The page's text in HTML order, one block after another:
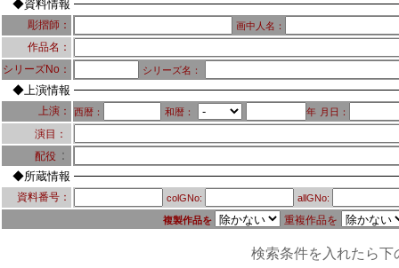
◆資料情報
彫摺師： 画中人名：
作品名：
シリーズNo：
シリーズ名：
◆上演情報
上演： 西暦： 和暦： 年 月日：
演目：
配役 ：
◆所蔵情報
資料番号： colGNo: allGNo:
複製作品を 重複作品を
検索条件を入れたら